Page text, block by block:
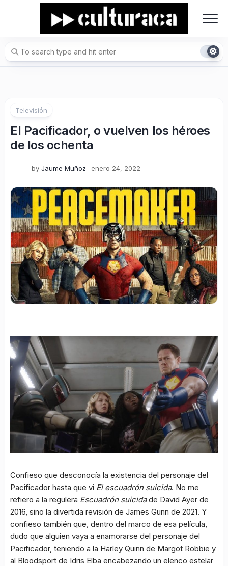
Televisión
El Pacificador, o vuelven los héroes
de los ochenta
by Jaume Muñoz enero 24, 2022
Confieso que desconocía la existencia del personaje del
Pacificador hasta que vi El escuadrón suicida. No me
refiero a la regulera Escuadrón suicidade David Ayer de
2016, sino la divertida revisión de James Gunn de 2021. Y
confieso también que, dentro del marco de esa película,
dudo que alguien vaya a enamorarse del personaje del
Pacificador, teniendo a la Harley Quinn de Margot Robbie y
al Bloodsport de Idris Elba encabezando un elenco estelar